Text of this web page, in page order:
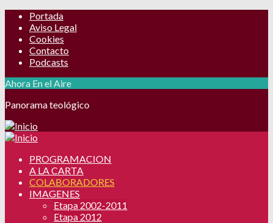
Portada
Aviso Legal
Cookies
Contacto
Podcasts
Ahora En el Aire
Panorama teológico
PROGRAMACION
A LA CARTA
COLABORADORES
IMAGENES
Etapa 2002-2011
Etapa 2012